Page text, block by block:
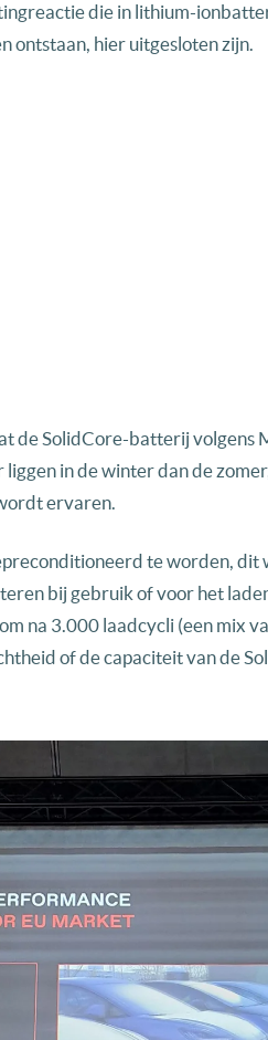
die in lithium-
ontstaan, hier uitgesloten zijn.
de SolidCore-batterij volgens
in de winter dan de
ervaren.
te worden, dit
bij gebruik of voor het
na 3.000 laadcycli (een mix
of de capaciteit van de